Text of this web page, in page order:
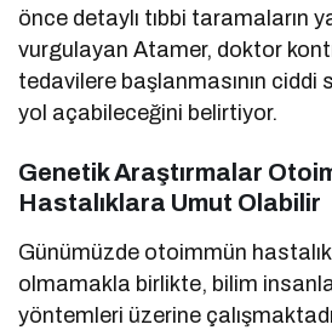
önce detaylı tıbbi taramaların
vurgulayan Atamer, doktor
tedavilere başlanmasının ciddi
yol açabileceğini belirtiyor.
Genetik Araştırmalar
Hastalıklara Umut Olabilir
Günümüzde otoimmün
olmamakla birlikte, bilim
yöntemleri üzerine